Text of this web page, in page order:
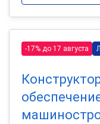
-17% до 17 августа